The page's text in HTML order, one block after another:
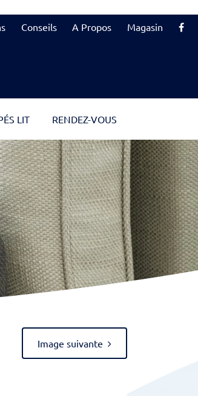
Conseils A Propos Magasin
LIT RENDEZ-VOUS
Image suivante